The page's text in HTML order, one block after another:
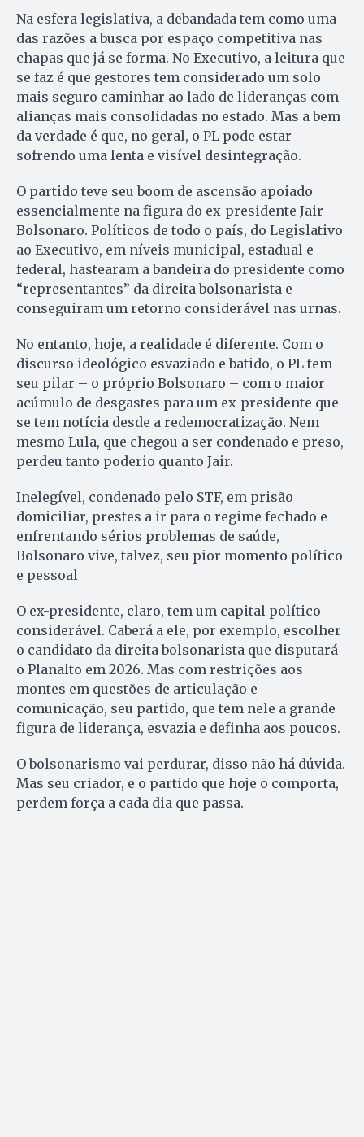
Na esfera legislativa, a debandada tem como uma
das razões a busca por espaço competitiva nas
chapas que já se forma. No Executivo, a leitura que
se faz é que gestores tem considerado um solo
mais seguro caminhar ao lado de lideranças com
alianças mais consolidadas no estado. Mas a bem
da verdade é que, no geral, o PL pode estar
sofrendo uma lenta e visível desintegração.
O partido teve seu boom de ascensão apoiado
essencialmente na figura do ex-presidente Jair
Bolsonaro. Políticos de todo o país, do Legislativo
ao Executivo, em níveis municipal, estadual e
federal, hastearam a bandeira do presidente como
“representantes” da direita bolsonarista e
conseguiram um retorno considerável nas urnas.
No entanto, hoje, a realidade é diferente. Com o
discurso ideológico esvaziado e batido, o PL tem
seu pilar – o próprio Bolsonaro – com o maior
acúmulo de desgastes para um ex-presidente que
se tem notícia desde a redemocratização. Nem
mesmo Lula, que chegou a ser condenado e preso,
perdeu tanto poderio quanto Jair.
Inelegível, condenado pelo STF, em prisão
domiciliar, prestes a ir para o regime fechado e
enfrentando sérios problemas de saúde,
Bolsonaro vive, talvez, seu pior momento político
e pessoal
O ex-presidente, claro, tem um capital político
considerável. Caberá a ele, por exemplo, escolher
o candidato da direita bolsonarista que disputará
o Planalto em 2026. Mas com restrições aos
montes em questões de articulação e
comunicação, seu partido, que tem nele a grande
figura de liderança, esvazia e definha aos poucos.
O bolsonarismo vai perdurar, disso não há dúvida.
Mas seu criador, e o partido que hoje o comporta,
perdem força a cada dia que passa.